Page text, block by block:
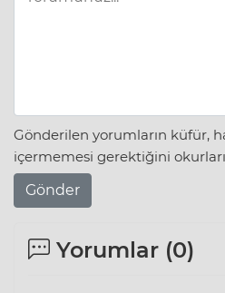
Gönderilen yorumların küfür,
içermemesi gerektiğini
Gönder
Yorumlar (0)